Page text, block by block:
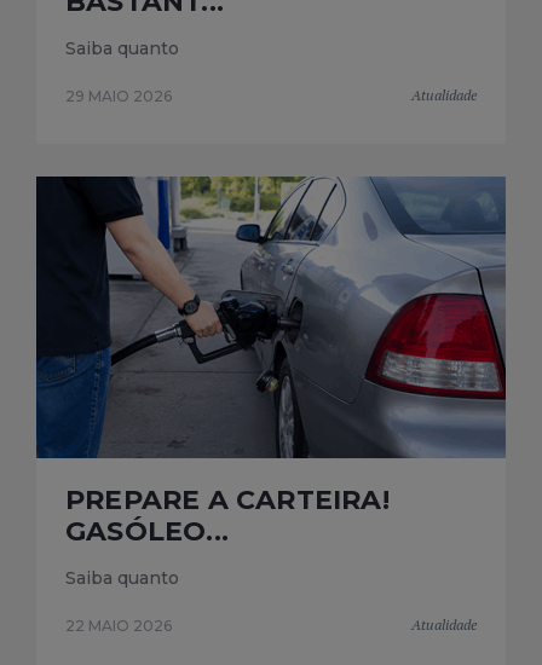
Saiba quanto
29 MAIO 2026 Atualidade
PREPARE A CARTEIRA!
GASÓLEO...
Saiba quanto
22 MAIO 2026 Atualidade